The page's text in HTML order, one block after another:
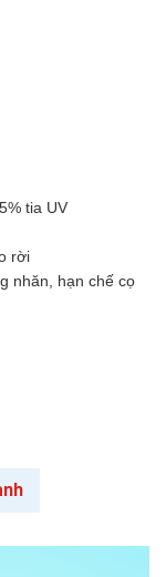
tia UV
rời
nhăn, hạn chế cọ